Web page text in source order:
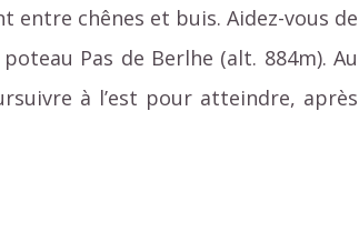
chênes et buis. Aidez-vous de
Pas de Berlhe (alt. 884m). Au
à l’est pour atteindre, après